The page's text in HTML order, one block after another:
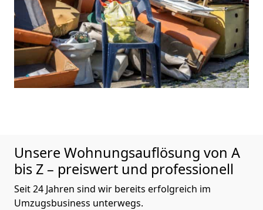
Unsere Wohnungsauflösung von A
bis Z – preiswert und professionell
Seit 24 Jahren sind wir bereits erfolgreich im
Umzugsbusiness unterwegs.